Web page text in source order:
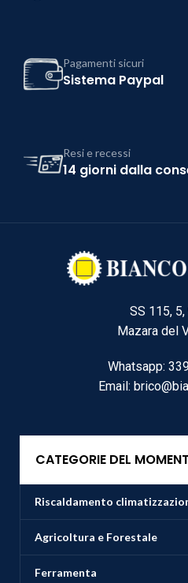
Pagamenti sicuri
Sistema Paypal
Resi e recessi
14 giorni dalla
SS 115,
Mazara del
Whatsapp:
Email:
CATEGORIE DEL
Riscaldamento
Agricoltura e Forestale
Ferramenta